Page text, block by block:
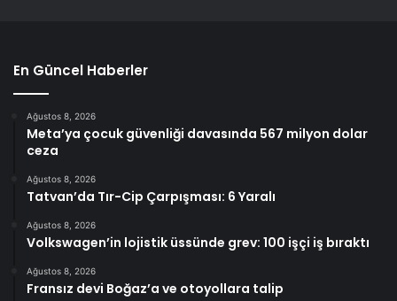
En Güncel Haberler
Ağustos 8, 2026
Meta’ya çocuk güvenliği davasında 567 milyon dolar
ceza
Ağustos 8, 2026
Tatvan’da Tır-Cip Çarpışması: 6 Yaralı
Ağustos 8, 2026
Volkswagen’in lojistik üssünde grev: 100 işçi iş bıraktı
Ağustos 8, 2026
Fransız devi Boğaz’a ve otoyollara talip